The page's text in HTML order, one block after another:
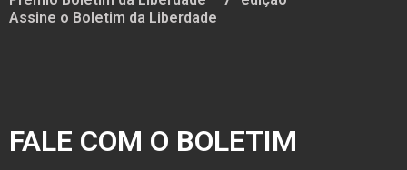
Assine o Boletim da Liberdade
FALE COM O BOLETIM